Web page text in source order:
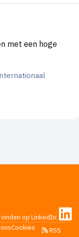
met een hoge
op LinkedIn:
Cookies RSS